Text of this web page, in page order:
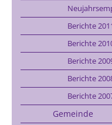
Berichte
Berichte
Berichte
Berichte
Berichte
Gemeinde